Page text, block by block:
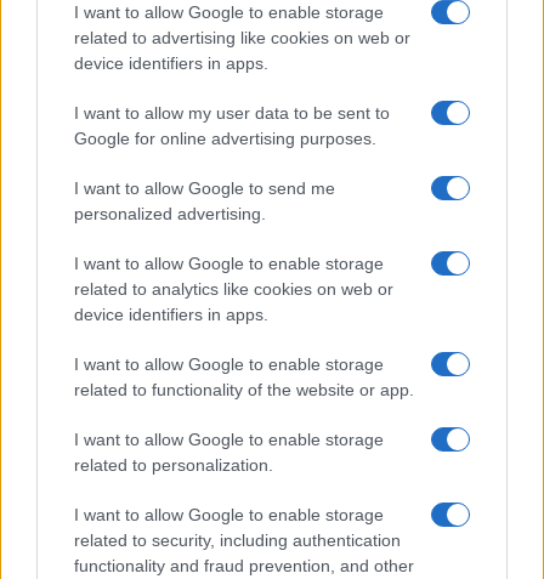
I want to allow Google to enable storage
related to advertising like cookies on web or
device identifiers in apps.
I want to allow my user data to be sent to
Google for online advertising purposes.
I want to allow Google to send me
personalized advertising.
I want to allow Google to enable storage
related to analytics like cookies on web or
device identifiers in apps.
I want to allow Google to enable storage
related to functionality of the website or app.
I want to allow Google to enable storage
related to personalization.
I want to allow Google to enable storage
related to security, including authentication
functionality and fraud prevention, and other
Manutenzione stradale: i piani di Milano e della Regione
Emilia-Romagna per il 2026-2027
FINANZIAMENTI
TAEG e costi assicurativi: come leggere preventivi e clausole